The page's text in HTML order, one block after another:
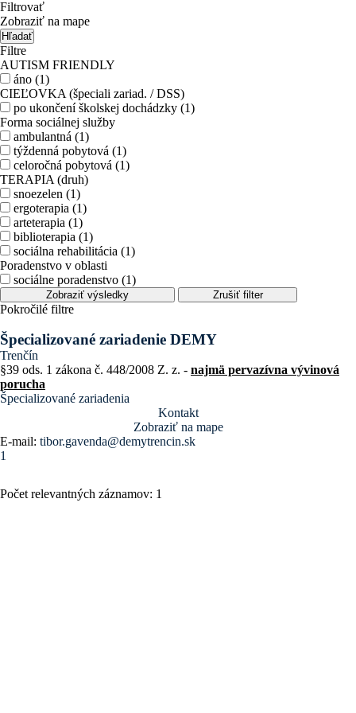
Filtrovať
Zobraziť na mape
Hľadať
Filtre
AUTISM FRIENDLY
áno (1)
CIEĽOVKA (špeciali zariad. / DSS)
po ukončení školskej dochádzky (1)
Forma sociálnej služby
ambulantná (1)
týždenná pobytová (1)
celoročná pobytová (1)
TERAPIA (druh)
snoezelen (1)
ergoterapia (1)
arteterapia (1)
biblioterapia (1)
sociálna rehabilitácia (1)
Poradenstvo v oblasti
sociálne poradenstvo (1)
Zobraziť výsledky Zrušiť filter
Pokročilé filtre
Špecializované zariadenie DEMY
Trenčín
§39 ods. 1 zákona č. 448/2008 Z. z. - najmä pervazívna vývinová
porucha
Špecializované zariadenia
Kontakt
Zobraziť na mape
E-mail: tibor.gavenda@demytrencin.sk
1
Počet relevantných záznamov: 1